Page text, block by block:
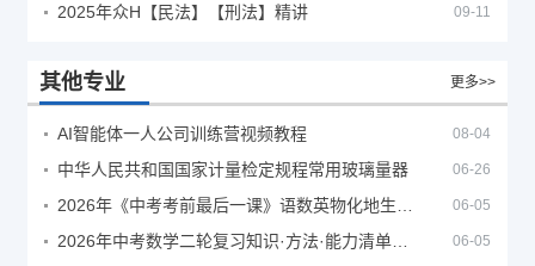
2025年众H【民法】【刑法】精讲 09-11
其他专业 更多>>
AI智能体一人公司训练营视频教程 08-04
中华人民共和国国家计量检定规程常用玻璃量器 06-26
06-05
06-05